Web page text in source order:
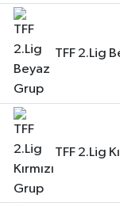
TFF 2.Lig
TFF 2.Lig